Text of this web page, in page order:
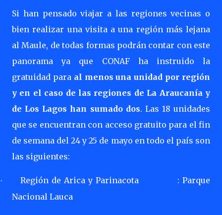
Si han pensado viajar a las regiones vecinas o
bien realizar una visita a una región más lejana
al Maule, de todas formas podrán contar con este
panorama ya que CONAF ha instruido la
gratuidad para al menos una unidad por región
y en el caso de las regiones de La Araucanía y
de Los Lagos han sumado dos. Las 18 unidades
que se encuentran con acceso gratuito para el fin
de semana del 24 y 25 de mayo en todo el país son
las siguientes:
· Región de Arica y Parinacota
: Parque
Nacional Lauca